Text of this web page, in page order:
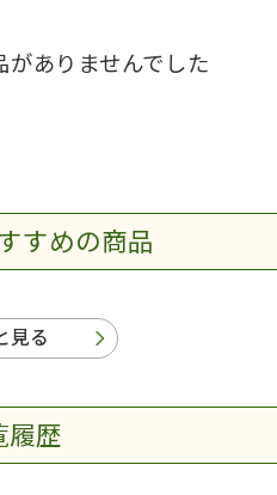
ありませんでした
すめの商品
見る
履歴